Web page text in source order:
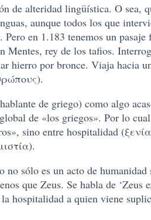
de alteridad lingüística. O sea,
aunque todos los que
en 1.183 tenemos un
Mentes, rey de los tafios.
hierro por bronce. Viaja hacia
de griego) como algo
de «los griegos». Por lo
sino entre hospitalidad
no sólo es un acto de
que Zeus. Se habla de ‘Zeus
hospitalidad a quien viene